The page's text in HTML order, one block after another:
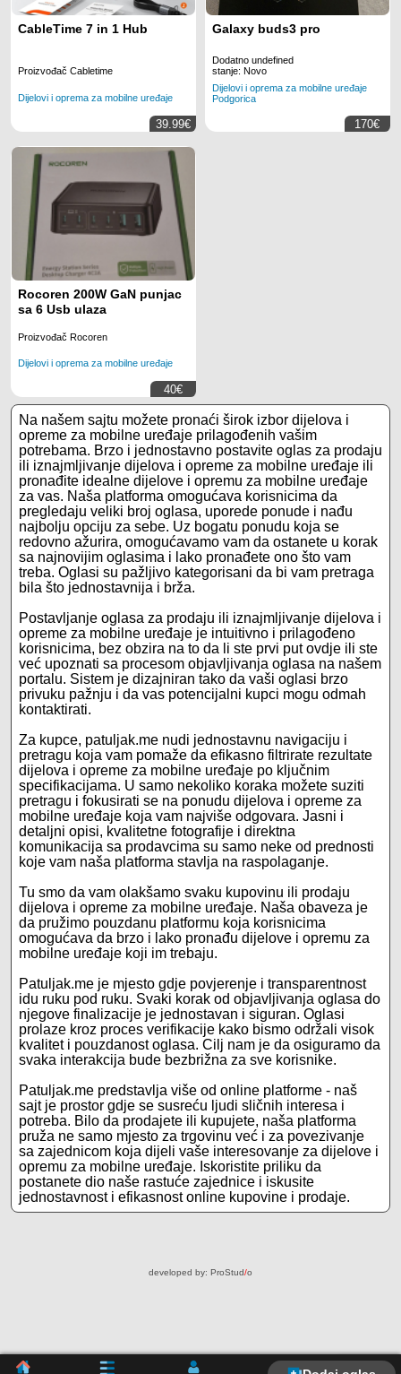
CableTime 7 in 1 Hub
Proizvođač Cabletime
Dijelovi i oprema za mobilne uređaje
39.99€
Galaxy buds3 pro
Dodatno undefined
stanje: Novo
Dijelovi i oprema za mobilne uređaje
Podgorica
170€
Rocoren 200W GaN punjac
sa 6 Usb ulaza
Proizvođač Rocoren
Dijelovi i oprema za mobilne uređaje
40€
Na našem sajtu možete pronaći širok izbor dijelova i
opreme za mobilne uređaje prilagođenih vašim
potrebama. Brzo i jednostavno postavite oglas za prodaju
ili iznajmljivanje dijelova i opreme za mobilne uređaje ili
pronađite idealne dijelove i opremu za mobilne uređaje
za vas. Naša platforma omogućava korisnicima da
pregledaju veliki broj oglasa, uporede ponude i nađu
najbolju opciju za sebe. Uz bogatu ponudu koja se
redovno ažurira, omogućavamo vam da ostanete u korak
sa najnovijim oglasima i lako pronađete ono što vam
treba. Oglasi su pažljivo kategorisani da bi vam pretraga
bila što jednostavnija i brža.
Postavljanje oglasa za prodaju ili iznajmljivanje dijelova i
opreme za mobilne uređaje je intuitivno i prilagođeno
korisnicima, bez obzira na to da li ste prvi put ovdje ili ste
već upoznati sa procesom objavljivanja oglasa na našem
portalu. Sistem je dizajniran tako da vaši oglasi brzo
privuku pažnju i da vas potencijalni kupci mogu odmah
kontaktirati.
Za kupce, patuljak.me nudi jednostavnu navigaciju i
pretragu koja vam pomaže da efikasno filtrirate rezultate
dijelova i opreme za mobilne uređaje po ključnim
specifikacijama. U samo nekoliko koraka možete suziti
pretragu i fokusirati se na ponudu dijelova i opreme za
mobilne uređaje koja vam najviše odgovara. Jasni i
detaljni opisi, kvalitetne fotografije i direktna
komunikacija sa prodavcima su samo neke od prednosti
koje vam naša platforma stavlja na raspolaganje.
Tu smo da vam olakšamo svaku kupovinu ili prodaju
dijelova i opreme za mobilne uređaje. Naša obaveza je
da pružimo pouzdanu platformu koja korisnicima
omogućava da brzo i lako pronađu dijelove i opremu za
mobilne uređaje koji im trebaju.
Patuljak.me je mjesto gdje povjerenje i transparentnost
idu ruku pod ruku. Svaki korak od objavljivanja oglasa do
njegove finalizacije je jednostavan i siguran. Oglasi
prolaze kroz proces verifikacije kako bismo održali visok
kvalitet i pouzdanost oglasa. Cilj nam je da osiguramo da
svaka interakcija bude bezbrižna za sve korisnike.
Patuljak.me predstavlja više od online platforme - naš
sajt je prostor gdje se susreću ljudi sličnih interesa i
potreba. Bilo da prodajete ili kupujete, naša platforma
pruža ne samo mjesto za trgovinu već i za povezivanje
sa zajednicom koja dijeli vaše interesovanje za dijelove i
opremu za mobilne uređaje. Iskoristite priliku da
postanete dio naše rastuće zajednice i iskusite
jednostavnost i efikasnost online kupovine i prodaje.
developed by: ProStud/o